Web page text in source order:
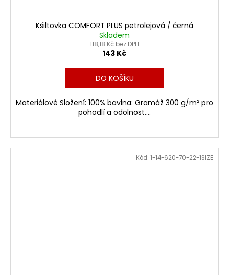
Kšiltovka COMFORT PLUS petrolejová / černá
Skladem
118,18 Kč bez DPH
143 Kč
DO KOŠÍKU
Materiálové Složení: 100% bavlna: Gramáž 300 g/m² pro
pohodlí a odolnost....
Kód: 1-14-620-70-22-1SIZE